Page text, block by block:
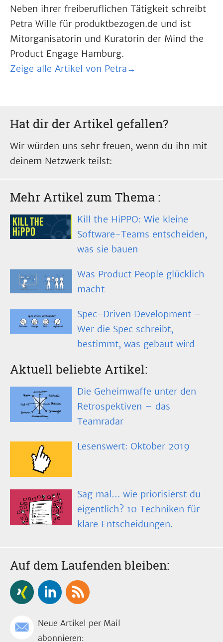
Neben ihrer freiberuflichen Tätigkeit schreibt
Petra Wille für produktbezogen.de und ist
Mitorganisatorin und Kuratorin der Mind the
Product Engage Hamburg.
Zeige alle Artikel von Petra→
Hat dir der Artikel gefallen?
Wir würden uns sehr freuen, wenn du ihn mit
deinem Netzwerk teilst:
Mehr Artikel zum Thema :
Kill the HiPPO: Wie kleine
Software-Teams entscheiden,
was sie bauen
Was Product People glücklich
macht
Spec-Driven Development –
Wer die Spec schreibt,
bestimmt, was gebaut wird
Aktuell beliebte Artikel:
Die Geheimwaffe unter den
Retrospektiven – das
Teamradar
Lesenswert: Oktober 2019
Sag mal… wie priorisierst du
eigentlich? 10 Techniken für
klare Entscheidungen.
Auf dem Laufenden bleiben:
Neue Artikel per Mail
abonnieren: